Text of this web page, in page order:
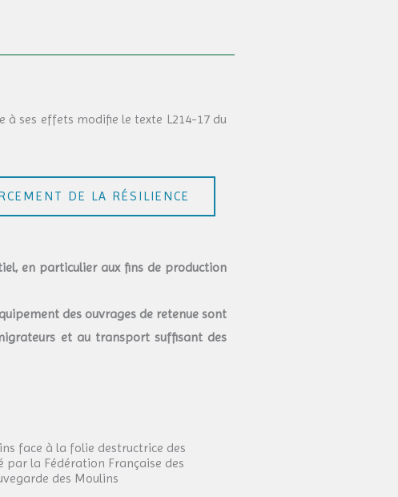
ses effets modifie le texte L214-17 du
DE LA RÉSILIENCE
en particulier aux fins de production
des ouvrages de retenue sont
et au transport suffisant des
face à la folie destructrice des
la Fédération Française des
des Moulins